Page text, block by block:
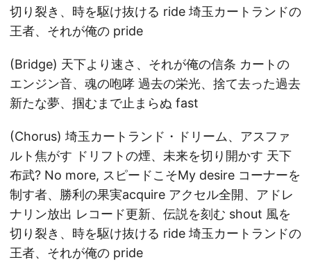
切り裂き、時を駆け抜ける ride 埼玉カートランドの
王者、それが俺の pride
(Bridge) 天下より速さ、それが俺の信条 カートの
エンジン音、魂の咆哮 過去の栄光、捨て去った過去
新たな夢、掴むまで止まらぬ fast
(Chorus) 埼玉カートランド・ドリーム、アスファ
ルト焦がす ドリフトの煙、未来を切り開かす 天下
布武? No more, スピードこそMy desire コーナーを
制す者、勝利の果実acquire アクセル全開、アドレ
ナリン放出 レコード更新、伝説を刻む shout 風を
切り裂き、時を駆け抜ける ride 埼玉カートランドの
王者、それが俺の pride